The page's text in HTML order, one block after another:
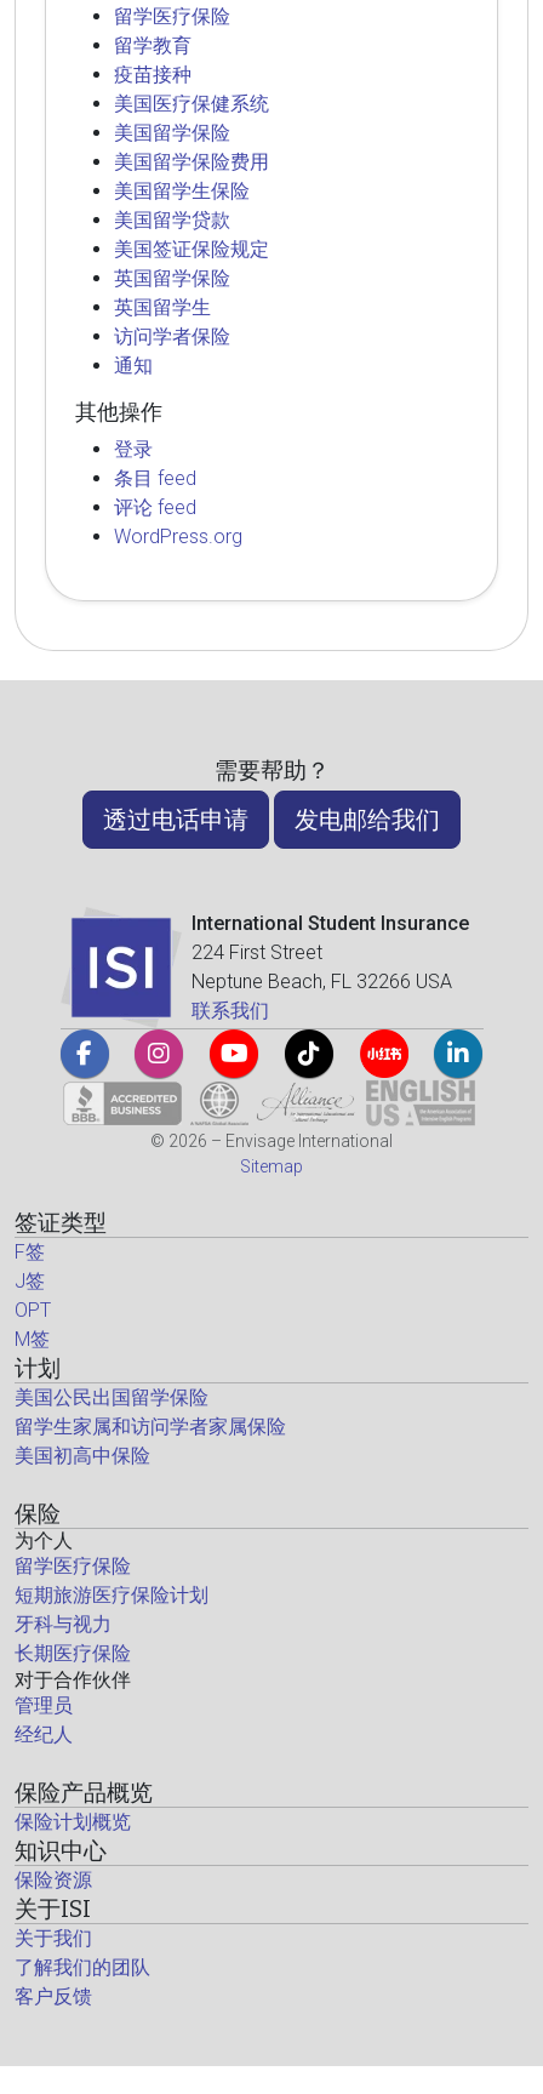
留学医疗保险
留学教育
疫苗接种
美国医疗保健系统
美国留学保险
美国留学保险费用
美国留学生保险
美国留学贷款
美国签证保险规定
英国留学保险
英国留学生
访问学者保险
通知
其他操作
登录
条目 feed
评论 feed
WordPress.org
需要帮助？
透过电话申请 发电邮给我们
International Student Insurance
224 First Street
Neptune Beach, FL 32266 USA
联系我们
© 2026 – Envisage International
Sitemap
签证类型
F签
J签
OPT
M签
计划
美国公民出国留学保险
留学生家属和访问学者家属保险
美国初高中保险
保险
为个人
留学医疗保险
短期旅游医疗保险计划
牙科与视力
长期医疗保险
对于合作伙伴
管理员
经纪人
保险产品概览
保险计划概览
知识中心
保险资源
关于ISI
关于我们
了解我们的团队
客户反馈